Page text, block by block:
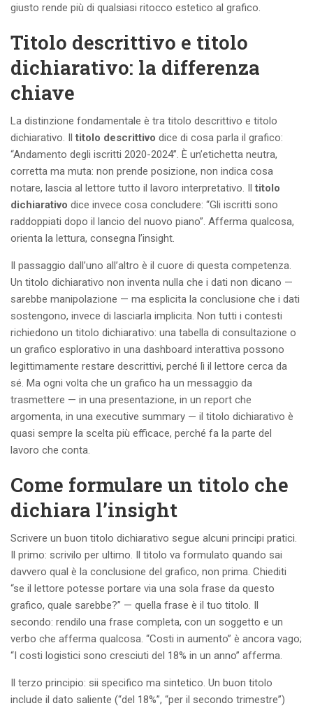
giusto rende più di qualsiasi ritocco estetico al grafico.
Titolo descrittivo e titolo
dichiarativo: la differenza
chiave
La distinzione fondamentale è tra titolo descrittivo e titolo
dichiarativo. Il titolo descrittivo dice di cosa parla il grafico:
“Andamento degli iscritti 2020-2024”. È un’etichetta neutra,
corretta ma muta: non prende posizione, non indica cosa
notare, lascia al lettore tutto il lavoro interpretativo. Il titolo
dichiarativo dice invece cosa concludere: “Gli iscritti sono
raddoppiati dopo il lancio del nuovo piano”. Afferma qualcosa,
orienta la lettura, consegna l’insight.
Il passaggio dall’uno all’altro è il cuore di questa competenza.
Un titolo dichiarativo non inventa nulla che i dati non dicano —
sarebbe manipolazione — ma esplicita la conclusione che i dati
sostengono, invece di lasciarla implicita. Non tutti i contesti
richiedono un titolo dichiarativo: una tabella di consultazione o
un grafico esplorativo in una dashboard interattiva possono
legittimamente restare descrittivi, perché lì il lettore cerca da
sé. Ma ogni volta che un grafico ha un messaggio da
trasmettere — in una presentazione, in un report che
argomenta, in una executive summary — il titolo dichiarativo è
quasi sempre la scelta più efficace, perché fa la parte del
lavoro che conta.
Come formulare un titolo che
dichiara l’insight
Scrivere un buon titolo dichiarativo segue alcuni principi pratici.
Il primo: scrivilo per ultimo. Il titolo va formulato quando sai
davvero qual è la conclusione del grafico, non prima. Chiediti
“se il lettore potesse portare via una sola frase da questo
grafico, quale sarebbe?” — quella frase è il tuo titolo. Il
secondo: rendilo una frase completa, con un soggetto e un
verbo che afferma qualcosa. “Costi in aumento” è ancora vago;
“I costi logistici sono cresciuti del 18% in un anno” afferma.
Il terzo principio: sii specifico ma sintetico. Un buon titolo
include il dato saliente (“del 18%”, “per il secondo trimestre”)